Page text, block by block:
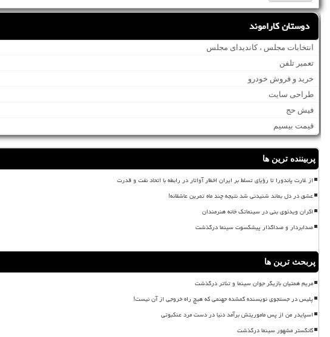
دوستان کاراموند
انتخابات مجلس ، کاندیدای مجلس
تعمیر تلفن
خرید و فروش خودرو
طراحی سایت
فیش حج
قیمت بیسیم
پربیننده ترین ها
از غارت پاندورا تا رؤیای تسلط بر ایران اخطار آواتار در رابطه با اتحاد نفت و قدرت
عشق در دل بماند شنیدنی شد نتیجه چند ماه تمرین عاشقانه!
اکران ویدئوی بنی در سینماتک خانه هنرمندان
صدابردار و صداگذار پیشکسوت سینما درگذشت
پربحث ترین ها
مریم همتیان بازیگر جوان سینما و تئاتر درگذشت
پلیس در جستجوی نویسنده گمشده جهنمی که هیچ راه خروجی از آن نیست!
اسپایدر من از پس ماموریتش برآمد دنیا در دست مرد عنکبوتی
گانگستر مشهور سینما درگذشت